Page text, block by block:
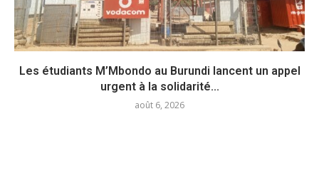
Les étudiants M’Mbondo au Burundi lancent un appel
urgent à la solidarité...
août 6, 2026